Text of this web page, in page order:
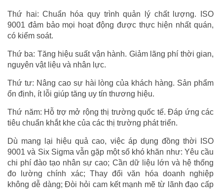
Thứ hai: Chuẩn hóa quy trình quản lý chất lượng. ISO
9001 đảm bảo mọi hoạt động được thực hiện nhất quán,
có kiểm soát.
Thứ ba: Tăng hiệu suất vận hành. Giảm lãng phí thời gian,
nguyên vật liệu và nhân lực.
Thứ tư: Nâng cao sự hài lòng của khách hàng. Sản phẩm
ổn định, ít lỗi giúp tăng uy tín thương hiệu.
Thứ năm: Hỗ trợ mở rộng thị trường quốc tế. Đáp ứng các
tiêu chuẩn khắt khe của các thị trường phát triển.
Dù mang lại hiệu quả cao, việc áp dụng đồng thời ISO
9001 và Six Sigma vẫn gặp một số khó khăn như: Yêu cầu
chi phí đào tạo nhân sự cao; Cần dữ liệu lớn và hệ thống
đo lường chính xác; Thay đổi văn hóa doanh nghiệp
không dễ dàng; Đòi hỏi cam kết mạnh mẽ từ lãnh đạo cấp